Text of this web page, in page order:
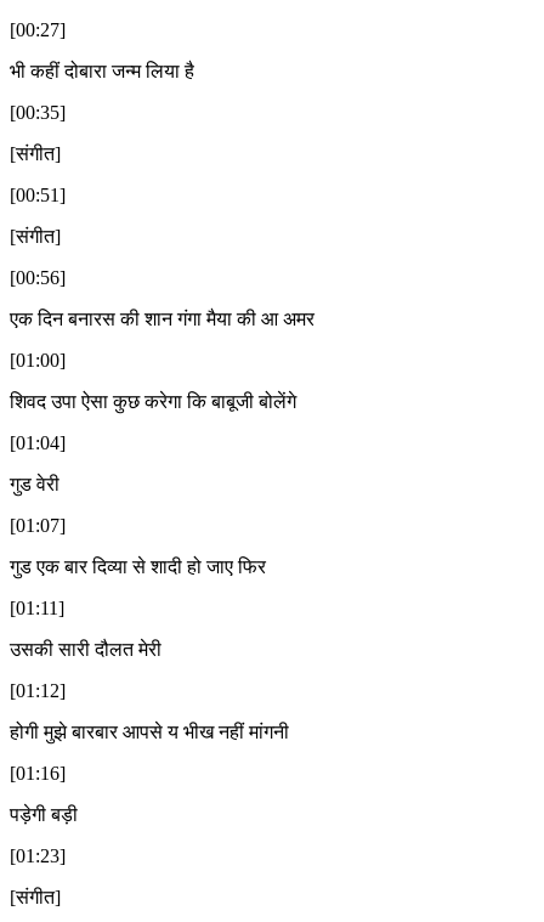
[00:27]
भी कहीं दोबारा जन्म लिया है
[00:35]
[संगीत]
[00:51]
[संगीत]
[00:56]
एक दिन बनारस की शान गंगा मैया की आ अमर
[01:00]
शिवद उपा ऐसा कुछ करेगा कि बाबूजी बोलेंगे
[01:04]
गुड वेरी
[01:07]
गुड एक बार दिव्या से शादी हो जाए फिर
[01:11]
उसकी सारी दौलत मेरी
[01:12]
होगी मुझे बारबार आपसे य भीख नहीं मांगनी
[01:16]
पड़ेगी बड़ी
[01:23]
[संगीत]